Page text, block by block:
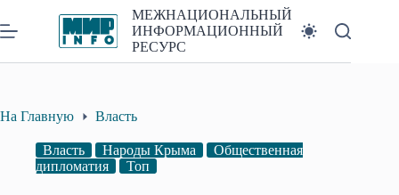
к
сути
МЕЖНАЦИОНАЛЬНЫЙ
ИНФОРМАЦИОННЫЙ
РЕСУРС
На Главную Власть
Власть Народы Крыма
Общественная
дипломатия
Топ